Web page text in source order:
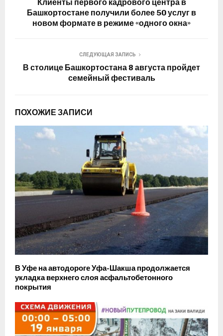
Клиенты первого кадрового центра в
Башкортостане получили более 50 услуг в
новом формате в режиме «одного окна»
СЛЕДУЮЩАЯ ЗАПИСЬ
В столице Башкортостана 8 августа пройдет
семейный фестиваль
ПОХОЖИЕ ЗАПИСИ
В Уфе на автодороге Уфа-Шакша продолжается
укладка верхнего слоя асфальтобетонного
покрытия